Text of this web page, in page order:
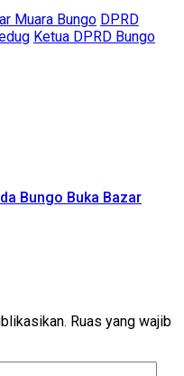
Muara Bungo DPRD
Ketua DPRD Bungo
Bungo Buka Bazar
Ruas yang wajib